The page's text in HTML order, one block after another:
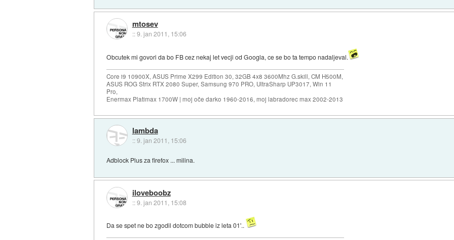
mtosev
::9. jan 2011, 15:06
Obcutek mi govori da bo FB cez nekaj let vecji od Googla, ce se bo ta tempo nadaljeval.
Core i9 10900X, ASUS Prime X299 Edition 30, 32GB 4x8 3600Mhz G.skill, CM H500M,
ASUS ROG Strix RTX 2080 Super, Samsung 970 PRO, UltraSharp UP3017, Win 11
Pro,
Enermax Platimax 1700W | moj oče darko 1960-2016, moj labradorec max 2002-2013
lambda
::9. jan 2011, 15:06
Adblock Plus za firefox ... milina.
iloveboobz
::9. jan 2011, 15:08
Da se spet ne bo zgodil dotcom bubble iz leta 01'..